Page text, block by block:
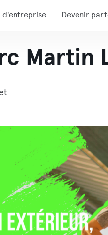
d'entreprise Devenir
Martin